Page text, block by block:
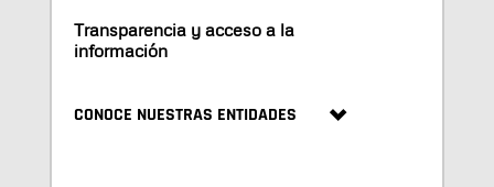
Transparencia y acceso a la
información
CONOCE NUESTRAS ENTIDADES